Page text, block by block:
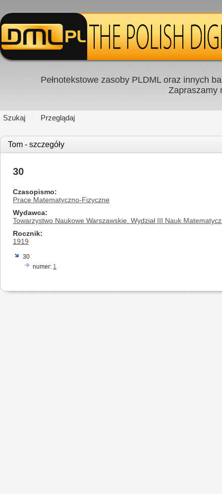
Pełnotekstowe zasoby PLDML oraz innych
Zapraszamy
Szukaj Przeglądaj
Tom - szczegóły
30
Czasopismo
Prace Matematyczno-Fizyczne
Wydawca
Towarzystwo Naukowe Warszawskie. Wydział III Nauk
Rocznik
1919
30
numer: 1